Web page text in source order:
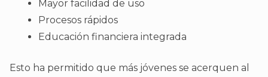
Mayor facilidad de uso
Procesos rápidos
Educación financiera integrada
Esto ha permitido que más jóvenes se acerquen al